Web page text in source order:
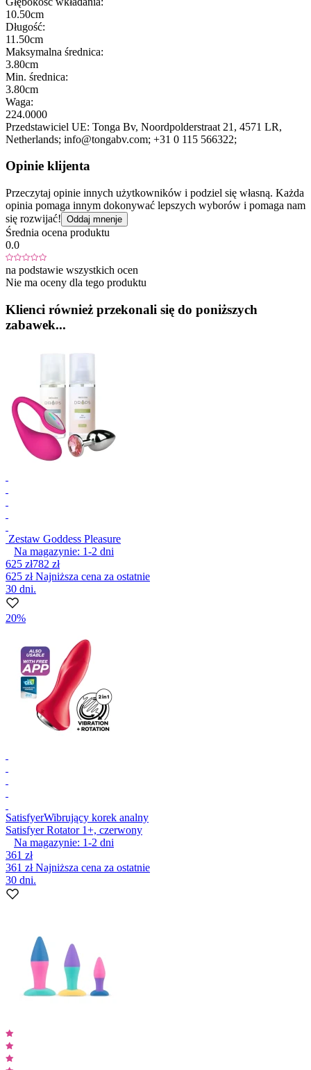
10.50cm
Długość:
11.50cm
Maksymalna średnica:
3.80cm
Min. średnica:
3.80cm
Waga:
224.0000
Przedstawiciel UE: Tonga Bv, Noordpolderstraat 21 , 4571 LR,
Netherlands; info@tongabv.com; +31 0 115 566322;
Opinie klijenta
Przeczytaj opinie innych użytkowników i podziel się własną. Każda
opinia pomaga innym dokonywać lepszych wyborów i pomaga nam
się rozwijać! Oddaj mnenje
Średnia ocena produktu
0.0
na podstawie wszystkich ocen
Nie ma oceny dla tego produktu
Klienci również przekonali się do poniższych
zabawek...
Zestaw Goddess Pleasure
Na magazynie: 1-2 dni
625 zł782 zł
625 złNajniższa cena za ostatnie
30 dni.
20%
SatisfyerWibrujący korek analny
Satisfyer Rotator 1+, czerwony
Na magazynie: 1-2 dni
361 zł
361 złNajniższa cena za ostatnie
30 dni.